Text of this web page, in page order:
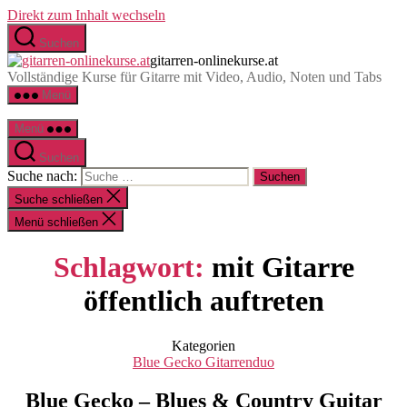
Direkt zum Inhalt wechseln
Suchen
gitarren-onlinekurse.at
Vollständige Kurse für Gitarre mit Video, Audio, Noten und Tabs
Menü
Menü
Suchen
Suche nach:
Suche schließen
Menü schließen
Schlagwort: mit Gitarre
öffentlich auftreten
Kategorien
Blue Gecko Gitarrenduo
Blue Gecko – Blues & Country Guitar